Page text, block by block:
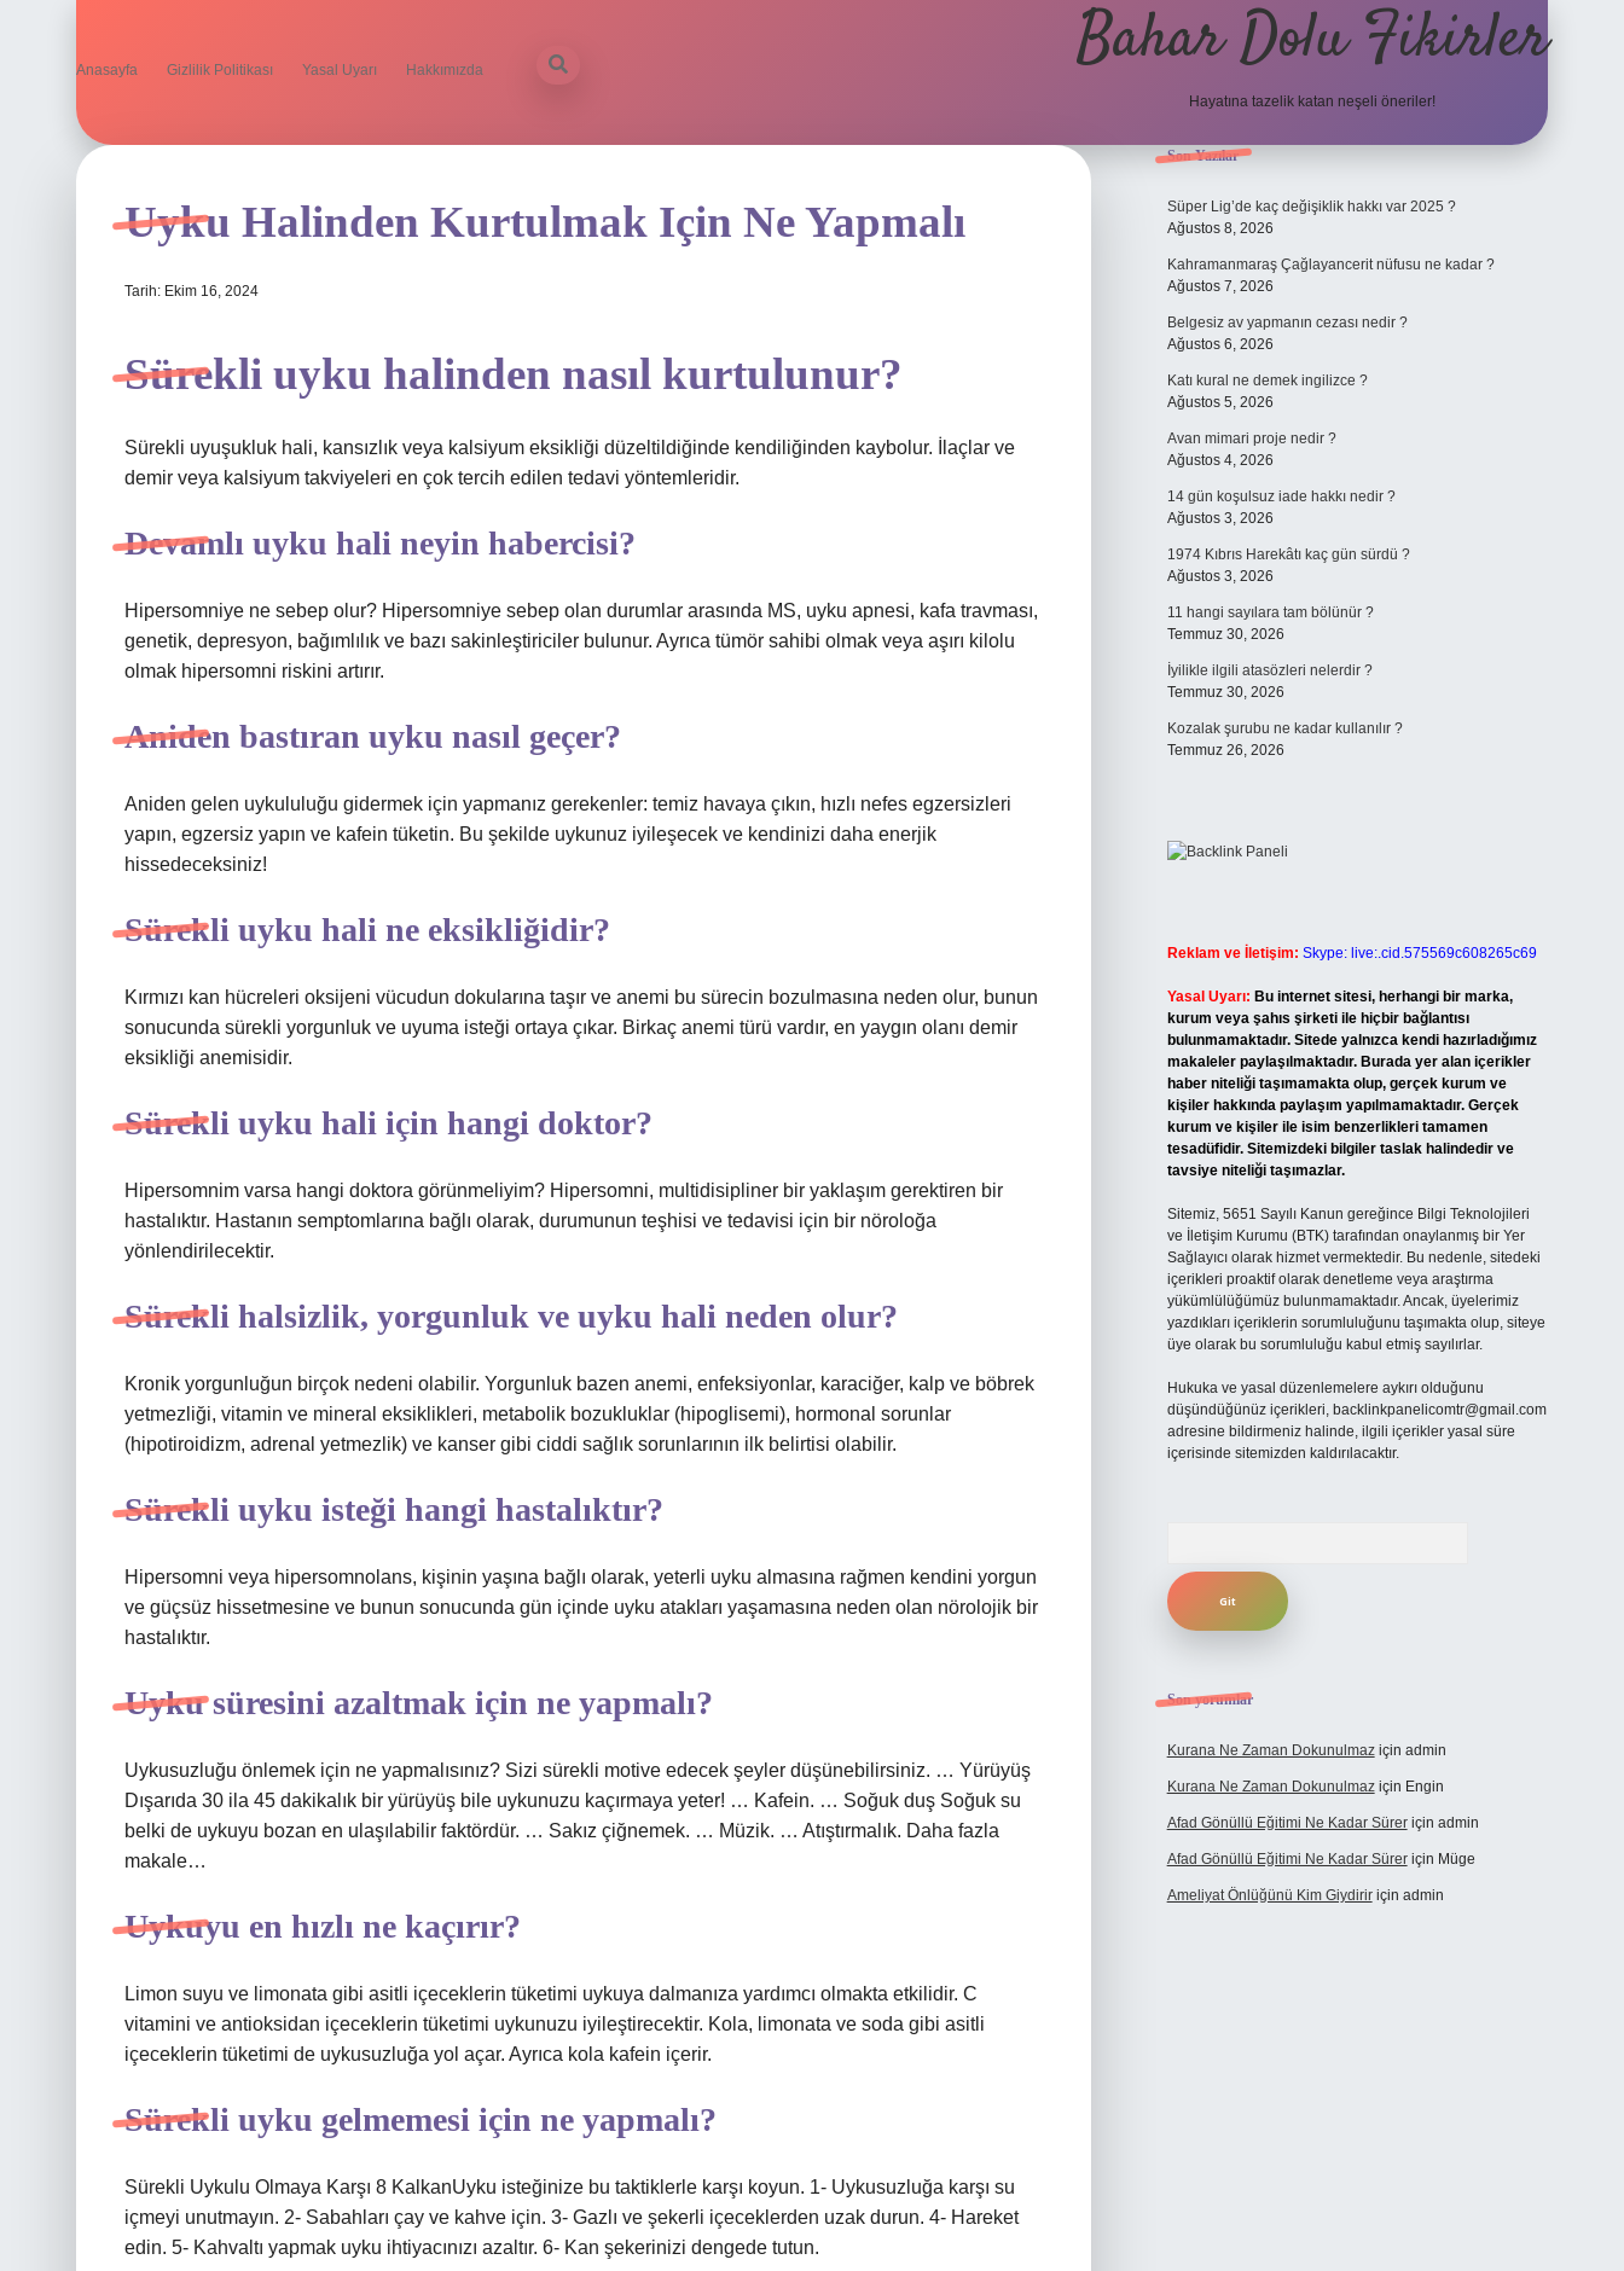
Anasayfa Gizlilik Politikası Yasal Uyarı Hakkımızda Bahar Dolu Fikirler
Hayatına tazelik katan neşeli öneriler!
Uyku Halinden Kurtulmak Için Ne Yapmalı
Tarih: Ekim 16, 2024
Sürekli uyku halinden nasıl kurtulunur?
Sürekli uyuşukluk hali, kansızlık veya kalsiyum eksikliği düzeltildiğinde kendiliğinden kaybolur. İlaçlar ve
demir veya kalsiyum takviyeleri en çok tercih edilen tedavi yöntemleridir.
Devamlı uyku hali neyin habercisi?
Hipersomniye ne sebep olur? Hipersomniye sebep olan durumlar arasında MS, uyku apnesi, kafa travması,
genetik, depresyon, bağımlılık ve bazı sakinleştiriciler bulunur. Ayrıca tümör sahibi olmak veya aşırı kilolu
olmak hipersomni riskini artırır.
Aniden bastıran uyku nasıl geçer?
Aniden gelen uykululuğu gidermek için yapmanız gerekenler: temiz havaya çıkın, hızlı nefes egzersizleri
yapın, egzersiz yapın ve kafein tüketin. Bu şekilde uykunuz iyileşecek ve kendinizi daha enerjik
hissedeceksiniz!
Sürekli uyku hali ne eksikliğidir?
Kırmızı kan hücreleri oksijeni vücudun dokularına taşır ve anemi bu sürecin bozulmasına neden olur, bunun
sonucunda sürekli yorgunluk ve uyuma isteği ortaya çıkar. Birkaç anemi türü vardır, en yaygın olanı demir
eksikliği anemisidir.
Sürekli uyku hali için hangi doktor?
Hipersomnim varsa hangi doktora görünmeliyim? Hipersomni, multidisipliner bir yaklaşım gerektiren bir
hastalıktır. Hastanın semptomlarına bağlı olarak, durumunun teşhisi ve tedavisi için bir nöroloğa
yönlendirilecektir.
Sürekli halsizlik, yorgunluk ve uyku hali neden olur?
Kronik yorgunluğun birçok nedeni olabilir. Yorgunluk bazen anemi, enfeksiyonlar, karaciğer, kalp ve böbrek
yetmezliği, vitamin ve mineral eksiklikleri, metabolik bozukluklar (hipoglisemi), hormonal sorunlar
(hipotiroidizm, adrenal yetmezlik) ve kanser gibi ciddi sağlık sorunlarının ilk belirtisi olabilir.
Sürekli uyku isteği hangi hastalıktır?
Hipersomni veya hipersomnolans, kişinin yaşına bağlı olarak, yeterli uyku almasına rağmen kendini yorgun
ve güçsüz hissetmesine ve bunun sonucunda gün içinde uyku atakları yaşamasına neden olan nörolojik bir
hastalıktır.
Uyku süresini azaltmak için ne yapmalı?
Uykusuzluğu önlemek için ne yapmalısınız? Sizi sürekli motive edecek şeyler düşünebilirsiniz. … Yürüyüş
Dışarıda 30 ila 45 dakikalık bir yürüyüş bile uykunuzu kaçırmaya yeter! … Kafein. … Soğuk duş Soğuk su
belki de uykuyu bozan en ulaşılabilir faktördür. … Sakız çiğnemek. … Müzik. … Atıştırmalık. Daha fazla
makale…
Uykuyu en hızlı ne kaçırır?
Limon suyu ve limonata gibi asitli içeceklerin tüketimi uykuya dalmanıza yardımcı olmakta etkilidir. C
vitamini ve antioksidan içeceklerin tüketimi uykunuzu iyileştirecektir. Kola, limonata ve soda gibi asitli
içeceklerin tüketimi de uykusuzluğa yol açar. Ayrıca kola kafein içerir.
Sürekli uyku gelmemesi için ne yapmalı?
Sürekli Uykulu Olmaya Karşı 8 KalkanUyku isteğinize bu taktiklerle karşı koyun. 1- Uykusuzluğa karşı su
içmeyi unutmayın. 2- Sabahları çay ve kahve için. 3- Gazlı ve şekerli içeceklerden uzak durun. 4- Hareket
edin. 5- Kahvaltı yapmak uyku ihtiyacınızı azaltır. 6- Kan şekerinizi dengede tutun.
Sidebar
Son Yazılar
Süper Lig’de kaç değişiklik hakkı var 2025 ?
Ağustos 8, 2026
Kahramanmaraş Çağlayancerit nüfusu ne kadar ?
Ağustos 7, 2026
Belgesiz av yapmanın cezası nedir ?
Ağustos 6, 2026
Katı kural ne demek ingilizce ?
Ağustos 5, 2026
Avan mimari proje nedir ?
Ağustos 4, 2026
14 gün koşulsuz iade hakkı nedir ?
Ağustos 3, 2026
1974 Kıbrıs Harekâtı kaç gün sürdü ?
Ağustos 3, 2026
11 hangi sayılara tam bölünür ?
Temmuz 30, 2026
İyilikle ilgili atasözleri nelerdir ?
Temmuz 30, 2026
Kozalak şurubu ne kadar kullanılır ?
Temmuz 26, 2026
Reklam ve İletişim: Skype: live:.cid.575569c608265c69
Yasal Uyarı: Bu internet sitesi, herhangi bir marka,
kurum veya şahıs şirketi ile hiçbir bağlantısı
bulunmamaktadır. Sitede yalnızca kendi hazırladığımız
makaleler paylaşılmaktadır. Burada yer alan içerikler
haber niteliği taşımamakta olup, gerçek kurum ve
kişiler hakkında paylaşım yapılmamaktadır. Gerçek
kurum ve kişiler ile isim benzerlikleri tamamen
tesadüfidir. Sitemizdeki bilgiler taslak halindedir ve
tavsiye niteliği taşımazlar.
Sitemiz, 5651 Sayılı Kanun gereğince Bilgi Teknolojileri
ve İletişim Kurumu (BTK) tarafından onaylanmış bir Yer
Sağlayıcı olarak hizmet vermektedir. Bu nedenle, sitedeki
içerikleri proaktif olarak denetleme veya araştırma
yükümlülüğümüz bulunmamaktadır. Ancak, üyelerimiz
yazdıkları içeriklerin sorumluluğunu taşımakta olup, siteye
üye olarak bu sorumluluğu kabul etmiş sayılırlar.
Hukuka ve yasal düzenlemelere aykırı olduğunu
düşündüğünüz içerikleri, backlinkpanelicomtr@gmail.com
adresine bildirmeniz halinde, ilgili içerikler yasal süre
içerisinde sitemizden kaldırılacaktır.
Son yorumlar
Kurana Ne Zaman Dokunulmaziçin admin
Kurana Ne Zaman Dokunulmaziçin Engin
Afad Gönüllü Eğitimi Ne Kadar Süreriçin admin
Afad Gönüllü Eğitimi Ne Kadar Süreriçin Müge
Ameliyat Önlüğünü Kim Giydiririçin admin